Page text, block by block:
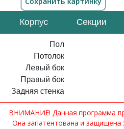
Корпус Секции
Пол
Потолок
Левый бок
Правый бок
Задняя стенка
ВНИМАНИЕ! Данная программа
Она запатентована и